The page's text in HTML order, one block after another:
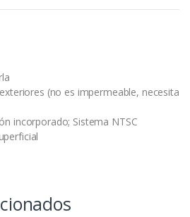
(no es impermeable, necesita
incorporado; Sistema NTSC